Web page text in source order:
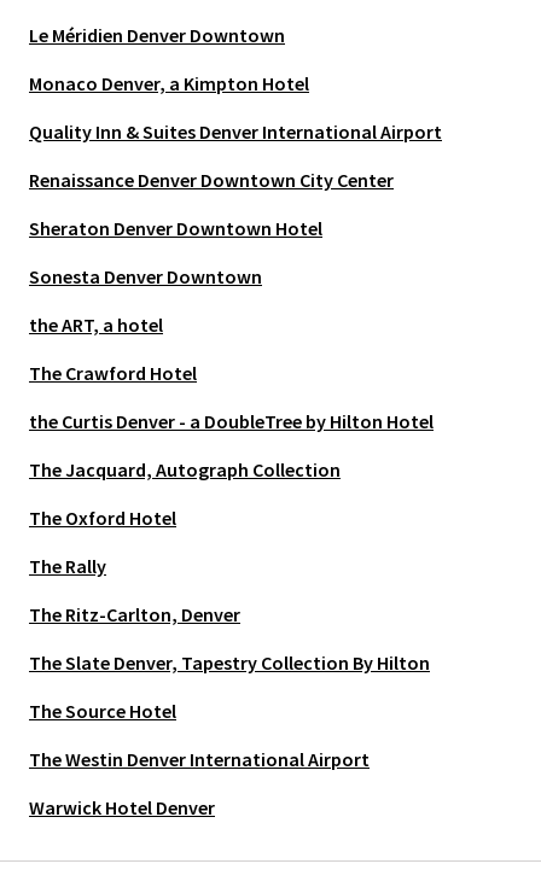
Le Méridien Denver Downtown
Monaco Denver, a Kimpton Hotel
Quality Inn & Suites Denver International Airport
Renaissance Denver Downtown City Center
Sheraton Denver Downtown Hotel
Sonesta Denver Downtown
the ART, a hotel
The Crawford Hotel
the Curtis Denver - a DoubleTree by Hilton Hotel
The Jacquard, Autograph Collection
The Oxford Hotel
The Rally
The Ritz-Carlton, Denver
The Slate Denver, Tapestry Collection By Hilton
The Source Hotel
The Westin Denver International Airport
Warwick Hotel Denver